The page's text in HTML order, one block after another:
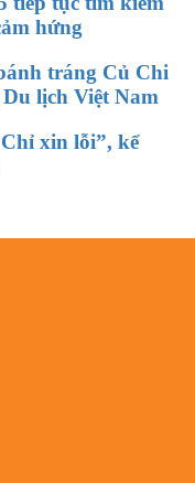
hứng
tráng Củ Chi
lịch Việt Nam
xin lỗi”, kể